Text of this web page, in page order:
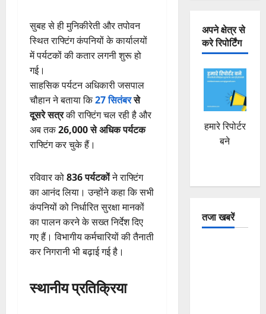
सुबह से ही मुनिकीरेती और तपोवन
स्थित राफ्टिंग कंपनियों के कार्यालयों
में पर्यटकों की कतार लगनी शुरू हो
गई।
साहसिक पर्यटन अधिकारी जसपाल
चौहान ने बताया कि27 सितंबरसे
दूसरे सत्रकी राफ्टिंग चल रही है और
अब तक26,000 से अधिक पर्यटक
राफ्टिंग कर चुके हैं।
रविवार को836 पर्यटकोंने राफ्टिंग
का आनंद लिया। उन्होंने कहा कि सभी
कंपनियों को निर्धारित सुरक्षा मानकों
का पालन करने के सख्त निर्देश दिए
गए हैं। विभागीय कर्मचारियों की तैनाती
कर निगरानी भी बढ़ाई गई है।
स्थानीय प्रतिक्रिया
अपने क्षेत्र से
करे रिपोर्टिंग
हमारे रिपोर्टर
बने
तजा खबरें